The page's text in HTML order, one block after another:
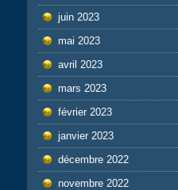
juin 2023
mai 2023
avril 2023
mars 2023
février 2023
janvier 2023
décembre 2022
novembre 2022